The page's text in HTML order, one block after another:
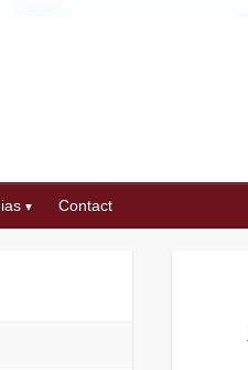
Contact